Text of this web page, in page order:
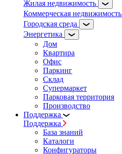
Жилая недвижимость
Коммерческая недвижимость
Городская среда
Энергетика
Дом
Квартира
Офис
Паркинг
Склад
Супермаркет
Парковая территория
Производство
Поддержка
Поддержка
База знаний
Каталоги
Конфигураторы